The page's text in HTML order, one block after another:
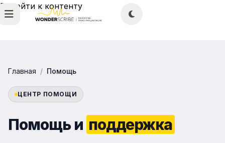
Перейти к контенту
Главная / Помощь
ЦЕНТР ПОМОЩИ
Помощь и поддержка